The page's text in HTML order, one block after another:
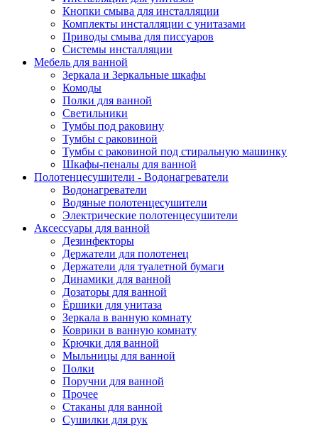
Кнопки смыва для инсталляции
Комплекты инсталляции с унитазами
Приводы смыва для писсуаров
Системы инсталляции
Мебель для ванной
Зеркала и Зеркальные шкафы
Комоды
Полки для ванной
Светильники
Тумбы под раковину
Тумбы с раковиной
Тумбы с раковиной под стиральную машинку
Шкафы-пеналы для ванной
Полотенцесушители - Водонагреватели
Водонагреватели
Водяные полотенцесушители
Электрические полотенцесушители
Аксессуары для ванной
Дезинфекторы
Держатели для полотенец
Держатели для туалетной бумаги
Динамики для ванной
Дозаторы для ванной
Ёршики для унитаза
Зеркала в ванную комнату
Коврики в ванную комнату
Крючки для ванной
Мыльницы для ванной
Полки
Поручни для ванной
Прочее
Стаканы для ванной
Сушилки для рук